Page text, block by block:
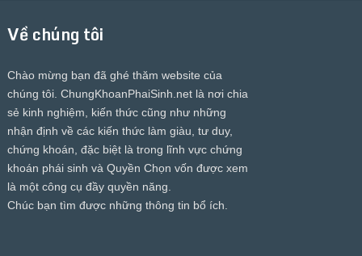
Về chúng tôi
Chào mừng bạn đã ghé thăm website của
chúng tôi. ChungKhoanPhaiSinh.netlà nơi chia
sẻ kinh nghiệm, kiến thức cũng như những
nhận định về các kiến thức làm giàu, tư duy,
chứng khoán, đặc biệt là trong lĩnh vực chứng
khoán phái sinh và Quyền Chọn vốn được xem
là một công cụ đầy quyền năng.
Chúc bạn tìm được những thông tin bổ ích.